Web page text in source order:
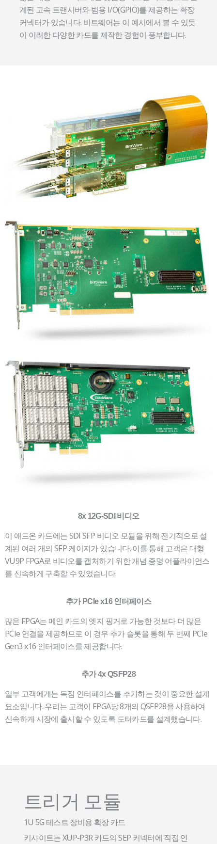
계된 고속 트랜시버와 범용 I/O(GPIO)를 제공하는 확장
커넥터가 있습니다. 비트웨어는 이 예시에서 볼 수 있듯
이 이러한 다양한 카드를 제작한 경험이 풍부합니다.
8x 12G-SDI 비디오
이 애드온 카드에는 SDI SFP 비디오 모듈을 위해 전기적으로 설
계된 여러 개의 SFP 케이지가 있습니다. 이를 통해 고객은 대형
VU9P FPGA로 비디오를 캡처하기 위한 개념 증명 어플라이언스
를 신속하게 구축할 수 있었습니다.
추가 PCIe x16 인터페이스
많은 FPGA는 메인 카드의 엣지 핑거로 가능한 것보다 더 많은
PCIe 연결을 제공하므로 이 경우 추가 슬롯을 통해 두 번째 PCIe
Gen3 x16 인터페이스를 제공합니다.
추가 4x QSFP28
일부 고객에게는 독점 인터페이스를 추가하는 것이 중요한 설계
요소입니다. 우리는 고객이 FPGA당 8개의 QSFP28을 사용하여
신속하게 시장에 출시할 수 있도록 도터카드를 설계했습니다.
트리거 모듈
1U 5G 테스트 장비용 확장 카드
키사이트는 XUP-P3R 카드의 SEP 커넥터에 직접 연